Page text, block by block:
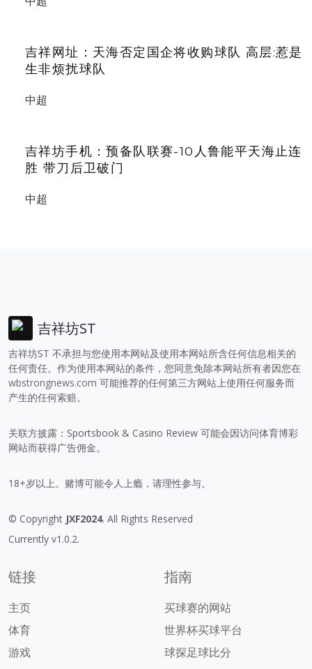
吉祥网址：天海否定国企将收购球队 高层:惹是
生非烦扰球队
中超
吉祥坊手机：预备队联赛-10人鲁能平天海止连
胜 带刀后卫破门
中超
吉祥坊ST
吉祥坊ST 不承担与您使用本网站及使用本网站所含任何信息相关的
任何责任。作为使用本网站的条件，您同意免除本网站所有者因您在
wbstrongnews.com 可能推荐的任何第三方网站上使用任何服务而
产生的任何索赔。
关联方披露：Sportsbook & Casino Review 可能会因访问体育博彩
网站而获得广告佣金。
18+岁以上。赌博可能令人上瘾，请理性参与。
© Copyright JXF2024. All Rights Reserved
Currently v1.0.2.
链接
主页
体育
游戏
指南
买球赛的网站
世界杯买球平台
球探足球比分